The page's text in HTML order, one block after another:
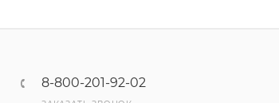
8-800-201-92-02